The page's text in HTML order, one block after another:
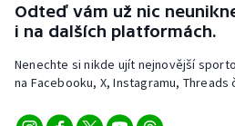
Odteď vám už nic
i na dalších platformách.
Nenechte si nikde ujít nejnovější
na Facebooku, X, Instagramu, Threads